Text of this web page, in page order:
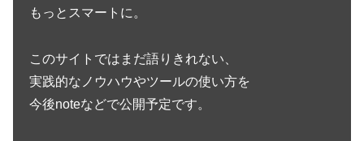
もっとスマートに。
このサイトではまだ語りきれない、
実践的なノウハウやツールの使い方を
今後noteなどで公開予定です。